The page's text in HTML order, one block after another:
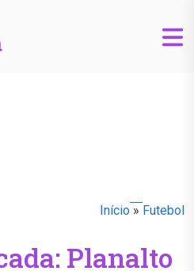
Início » Futebol
Planalto